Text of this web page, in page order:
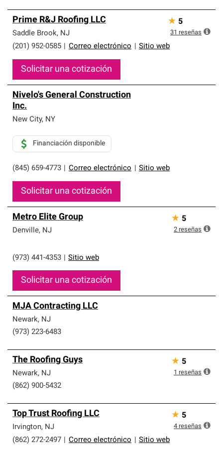
Prime R&J Roofing LLC
Saddle Brook, NJ
(201) 952-0585
Correo electrónico Sitio web
Solicitar una cotización
★ 5
31 reseñas
Nivelo's General Construction
Inc.
New City, NY
(845) 659-4773 Correo electrónico Sitio web
Financiación disponible
Solicitar una cotización
Metro Elite Group
Denville, NJ
(973) 441-4353 Sitio web
Solicitar una cotización
★ 5
2 reseñas
MJA Contracting LLC
Newark, NJ
(973) 223-6483
The Roofing Guys
Newark, NJ
(862) 900-5432
★ 5
1 reseñas
Top Trust Roofing LLC
Irvington, NJ
(862) 272-2497
Correo electrónico Sitio web
★ 5
4 reseñas